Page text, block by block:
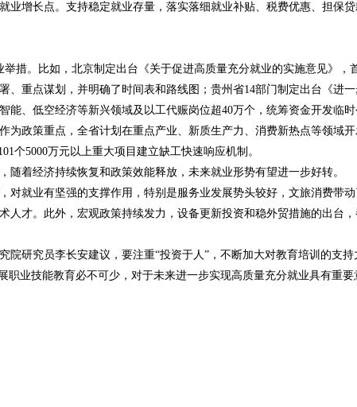
业增长点。支持稳定就业存量，落实落细就业补贴、税费优惠、担保
措。比如，北京制定出台《关于促进高质量充分就业的实施意见》，
、重点谋划，并明确了时间表和路线图；贵州省14部门制定出台《进
能、低空经济等新兴领域及以工代赈岗位超40万个，统筹资金开发临
为政策重点，全省计划在重点产业、新质生产力、消费新热点等领域
个5000万元以上重大项目建立缺工快速响应机制。
随着经济持续恢复和政策效能释放，未来就业形势有望进一步好转。
对就业有坚强的支撑作用，特别是服务业发展势头较好，文旅消费带
人才。此外，宏观政策持续发力，设备更新投资和稳外贸措施的出台
院研究员李长安建议，要注重“投资于人”，不断加大对教育培训的支
职业技能教育必不可少，对于未来进一步实现高质量充分就业具有重要